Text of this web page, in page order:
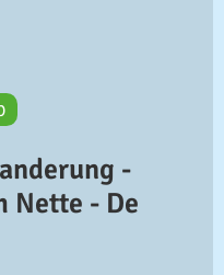
-
Nette - De